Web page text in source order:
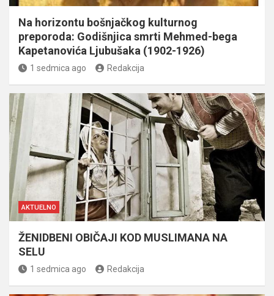
Na horizontu bošnjačkog kulturnog
preporoda: Godišnjica smrti Mehmed-bega
Kapetanovića Ljubušaka (1902-1926)
1 sedmica ago Redakcija
AKTUELNO
ŽENIDBENI OBIČAJI KOD MUSLIMANA NA
SELU
1 sedmica ago Redakcija